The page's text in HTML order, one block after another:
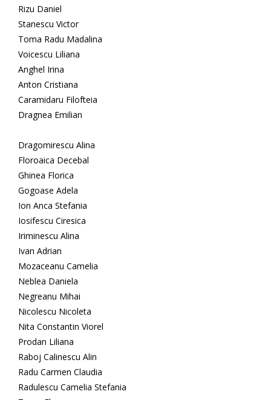
Rizu Daniel
Stanescu Victor
Toma Radu Madalina
Voicescu Liliana
Anghel Irina
Anton Cristiana
Caramidaru Filofteia
Dragnea Emilian
Dragomirescu Alina
Floroaica Decebal
Ghinea Florica
Gogoase Adela
Ion Anca Stefania
Iosifescu Ciresica
Iriminescu Alina
Ivan Adrian
Mozaceanu Camelia
Neblea Daniela
Negreanu Mihai
Nicolescu Nicoleta
Nita Constantin Viorel
Prodan Liliana
Raboj Calinescu Alin
Radu Carmen Claudia
Radulescu Camelia Stefania